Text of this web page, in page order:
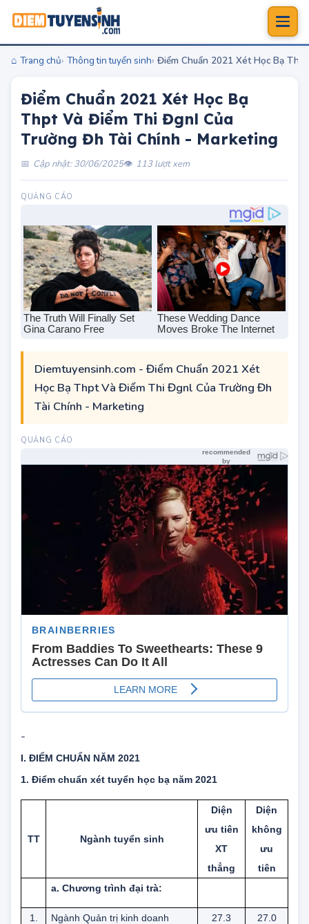
Trang chủ Thông tin tuyển sinh Điểm Chuẩn 2021 Xét Học Bạ
Điểm Chuẩn 2021 Xét Học Bạ
Thpt Và Điểm Thi Đgnl Của
Trường Đh Tài Chính - Marketing
Cập nhật: 30/06/2025 113 lượt xem
Diemtuyensinh.com - Điểm Chuẩn 2021 Xét
Học Bạ Thpt Và Điểm Thi Đgnl Của Trường Đh
-
I. ĐIỂM CHUẨN NĂM 2021
1. Điểm chuẩn xét tuyển học bạ năm 2021
Diện
ưu tiên
XT
Diện
không
ưu
a. Chương trình đại trà: